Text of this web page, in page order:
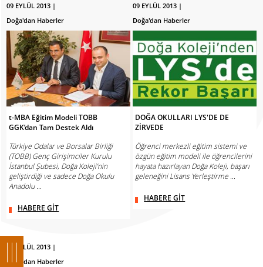
09 EYLÜL 2013 |
Doğa'dan Haberler
t-MBA Eğitim Modeli TOBB
GGK’dan Tam Destek Aldı
Türkiye Odalar ve Borsalar Birliği
(TOBB) Genç Girişimciler Kurulu
İstanbul Şubesi, Doğa Koleji’nin
geliştirdiği ve sadece Doğa Okulu
Anadolu ...
HABERE GİT
09 EYLÜL 2013 |
Doğa'dan Haberler
DOĞA OKULLARI LYS'DE DE
ZİRVEDE
Öğrenci merkezli eğitim sistemi ve
özgün eğitim modeli ile öğrencilerini
hayata hazırlayan Doğa Koleji, başarı
geleneğini Lisans Yerleştirme ...
HABERE GİT
07 EYLÜL 2013 |
Doğa'dan Haberler